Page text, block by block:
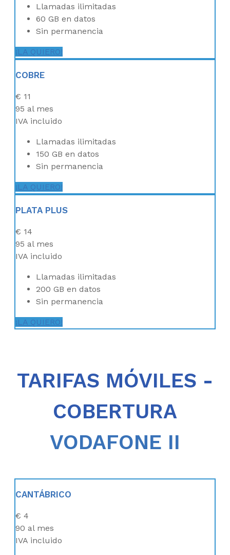
Llamadas ilimitadas
60 GB en datos
Sin permanencia
¡LA QUIERO!
COBRE
€ 11
95 al mes
IVA incluido
Llamadas ilimitadas
150 GB en datos
Sin permanencia
¡LA QUIERO!
PLATA PLUS
€ 14
95 al mes
IVA incluido
Llamadas ilimitadas
200 GB en datos
Sin permanencia
¡LA QUIERO!
TARIFAS MÓVILES -
COBERTURA
VODAFONE II
CANTÁBRICO
€ 4
90 al mes
IVA incluido